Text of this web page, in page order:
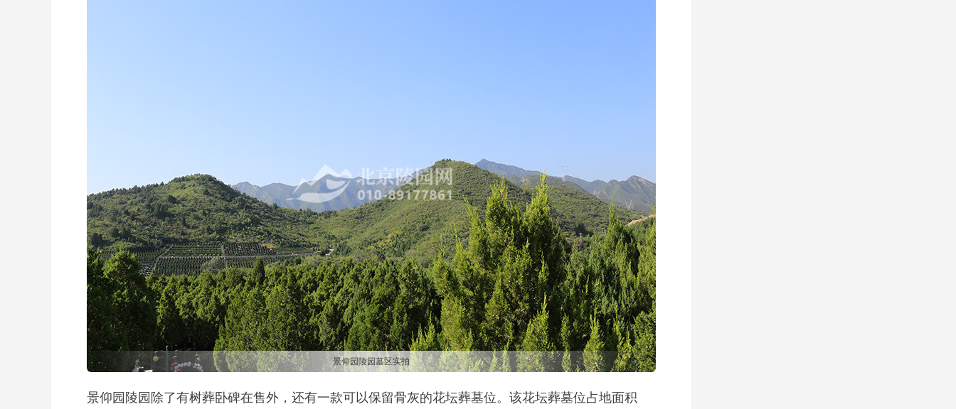
景仰园陵园墓区实拍
景仰园陵园除了有树葬卧碑在售外，还有一款可以保留骨灰的花坛葬墓位。该花坛葬墓位占地面积